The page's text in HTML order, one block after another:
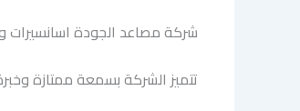
شركة مصاعد الجودة اسانسيرات
تتميز الشركة بسمعة ممتازة